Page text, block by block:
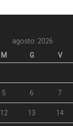
agosto: 2026
M G V
5 6 7
12 13 14